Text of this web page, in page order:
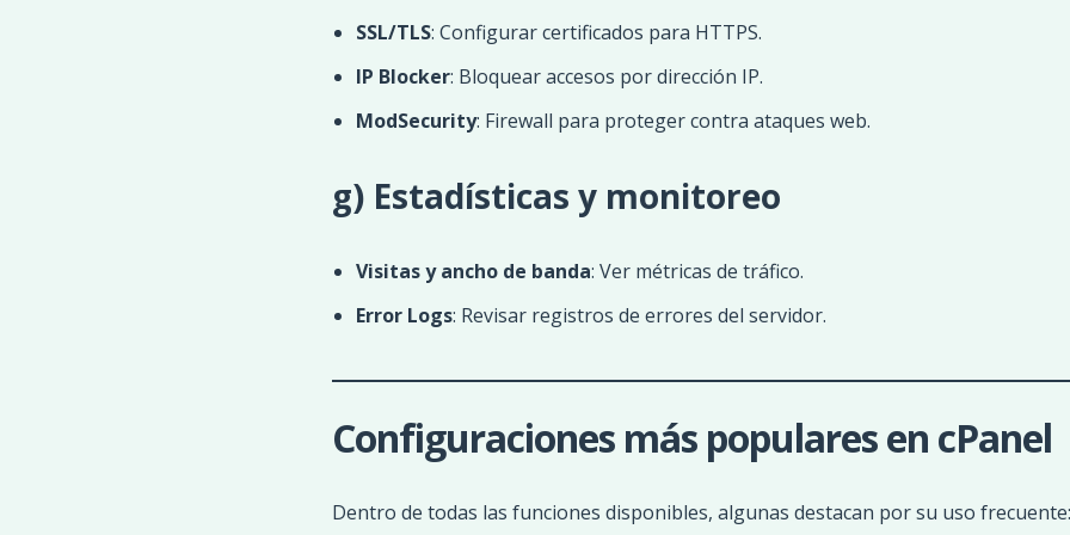
SSL/TLS: Configurar certificados para HTTPS.
IP Blocker: Bloquear accesos por dirección IP.
ModSecurity: Firewall para proteger contra ataques web.
g) Estadísticas y monitoreo
Visitas y ancho de banda: Ver métricas de tráfico.
Error Logs: Revisar registros de errores del servidor.
Configuraciones más populares en cPanel
Dentro de todas las funciones disponibles, algunas destacan por su uso frecuente: